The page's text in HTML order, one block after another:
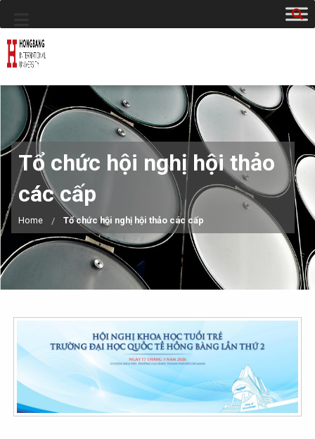
Tổ chức hội nghị hội thảo
các cấp
Home Tổ chức hội nghị hội thảo các cấp